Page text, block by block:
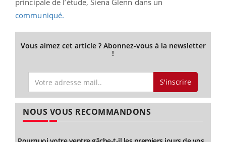
communiqué.
Vous aimez cet article ? Abonnez-vous à la newsletter
!
S'inscrire
NOUS VOUS RECOMMANDONS